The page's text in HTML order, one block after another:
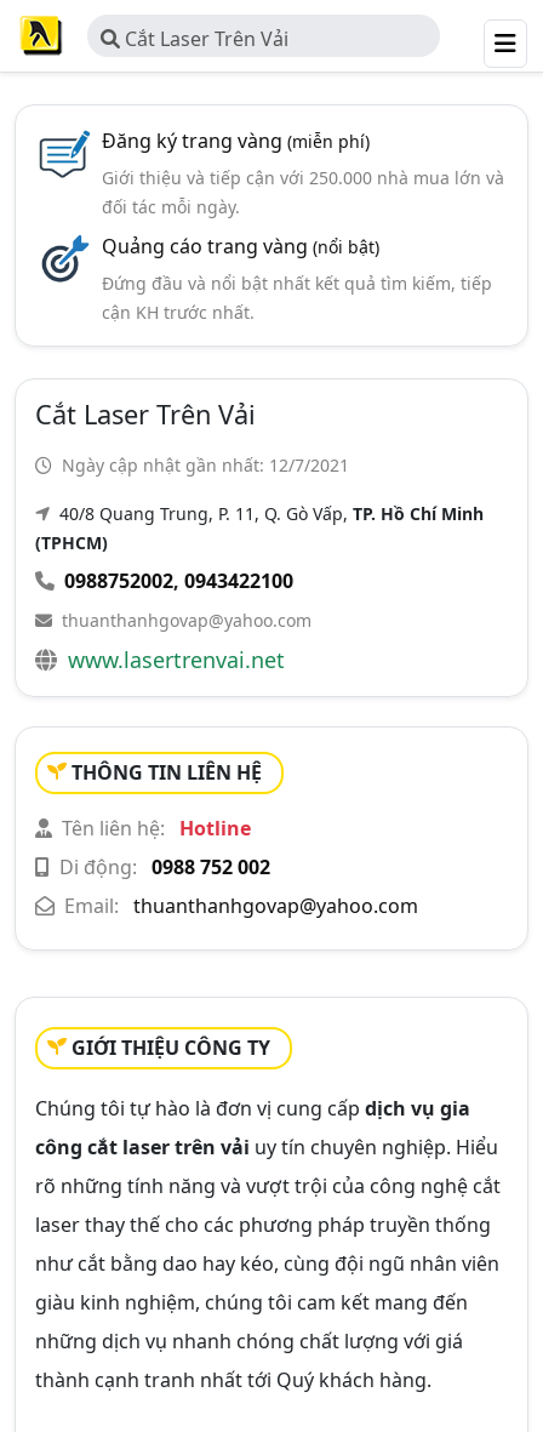
Cắt Laser Trên Vải
Đăng ký trang vàng (miễn phí)
Giới thiệu và tiếp cận với 250.000 nhà mua lớn và
đối tác mỗi ngày.
Quảng cáo trang vàng (nổi bật)
Đứng đầu và nổi bật nhất kết quả tìm kiếm, tiếp
cận KH trước nhất.
Cắt Laser Trên Vải
Ngày cập nhật gần nhất: 12/7/2021
40/8 Quang Trung, P. 11, Q. Gò Vấp, TP. Hồ Chí Minh
(TPHCM)
0988752002, 0943422100
thuanthanhgovap@yahoo.com
www.lasertrenvai.net
THÔNG TIN LIÊN HỆ
Tên liên hệ:
Hotline
Di động: 0988 752 002
Email: thuanthanhgovap@yahoo.com
GIỚI THIỆU CÔNG TY
Chúng tôi tự hào là đơn vị cung cấp dịch vụ gia
công cắt laser trên vải uy tín chuyên nghiệp. Hiểu
rõ những tính năng và vượt trội của công nghệ cắt
laser thay thế cho các phương pháp truyền thống
như cắt bằng dao hay kéo, cùng đội ngũ nhân viên
giàu kinh nghiệm, chúng tôi cam kết mang đến
những dịch vụ nhanh chóng chất lượng với giá
thành cạnh tranh nhất tới Quý khách hàng.